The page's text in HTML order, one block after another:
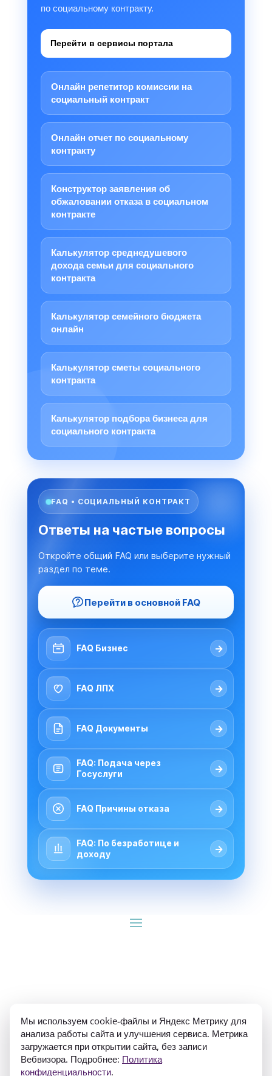
по социальному контракту.
Перейти в сервисы портала
Онлайн репетитор комиссии на
социальный контракт
Онлайн отчет по социальному
контракту
Конструктор заявления об
обжаловании отказа в социальном
контракте
Калькулятор среднедушевого
дохода семьи для социального
контракта
Калькулятор семейного бюджета
онлайн
Калькулятор сметы социального
контракта
Калькулятор подбора бизнеса для
социального контракта
FAQ • СОЦИАЛЬНЫЙ КОНТРАКТ
Ответы на частые вопросы
Откройте общий FAQ или выберите нужный
раздел по теме.
Перейти в основной FAQ
FAQ Бизнес →
FAQ ЛПХ →
FAQ Документы →
FAQ: Подача через
Госуслуги
→
FAQ Причины отказа →
FAQ: По безработице и
доходу
→
ИП Гуляев Е.А. ОГРН 310784709900570 ИНН
781020474307
Мы используем cookie-файлы и Яндекс Метрику для
анализа работы сайта и улучшения сервиса. Метрика
загружается при открытии сайта, без записи
Вебвизора. Подробнее: Политика
конфиденциальности.